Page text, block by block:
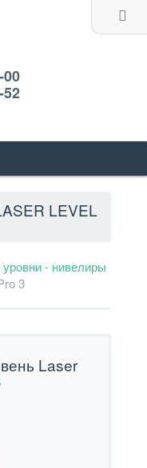
LEVEL
- нивелиры
3
Laser